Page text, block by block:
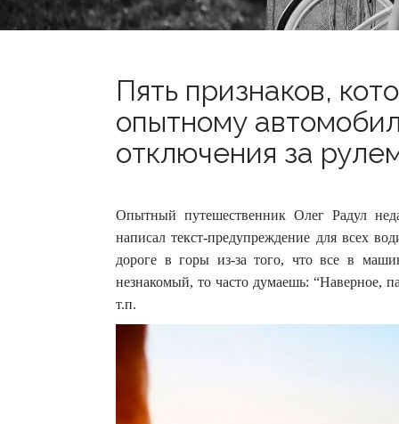
Пять признаков,
опытному
отключения за
Опытный путешественник Олег Радул
написал текст-предупреждение для всех
дороге в горы из-за того, что все в
незнакомый, то часто думаешь: “Наверное,
т.п.